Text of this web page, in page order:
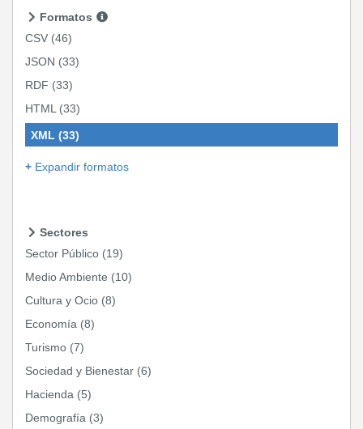
Formatos
CSV (46)
JSON (33)
RDF (33)
HTML (33)
XML (33)
Expandir formatos
Sectores
Sector Público (19)
Medio Ambiente (10)
Cultura y Ocio (8)
Economía (8)
Turismo (7)
Sociedad y Bienestar (6)
Hacienda (5)
Demografía (3)